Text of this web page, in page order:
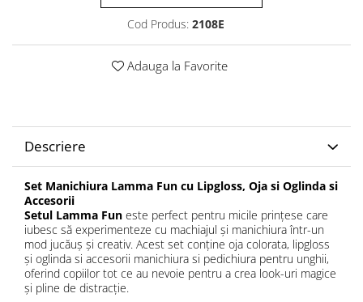
Cod Produs: 2108E
Adauga la Favorite
Descriere
Set Manichiura Lamma Fun cu Lipgloss, Oja si Oglinda si
Accesorii
Setul Lamma Fun este perfect pentru micile prințese care
iubesc să experimenteze cu machiajul și manichiura într-un
mod jucăuș și creativ. Acest set conține oja colorata, lipgloss
și oglinda si accesorii manichiura si pedichiura pentru unghii,
oferind copiilor tot ce au nevoie pentru a crea look-uri magice
și pline de distracție.